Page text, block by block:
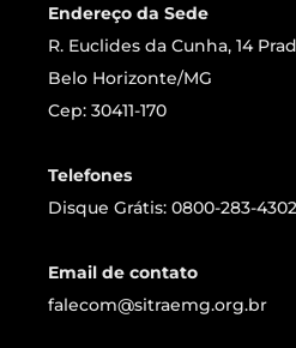
Endereço da Sede
R. Euclides da Cunha, 14
Belo Horizonte/MG
Cep: 30411-170
Telefones
Disque Grátis: 0800-283-4302
Email de contato
falecom@sitraemg.org.br